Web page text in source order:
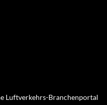
Luftverkehrs-Branchenportal